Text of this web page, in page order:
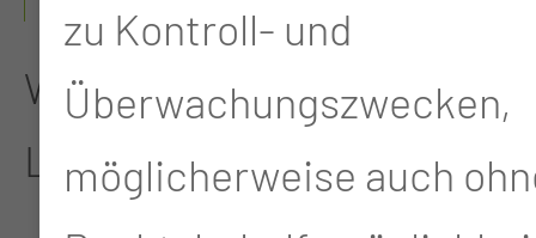
Weiterqualifikation „Zur
Leitung einer Station“
zu Kontroll- und
Überwachungszwecken,
möglicherweise auch